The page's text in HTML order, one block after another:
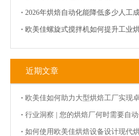
近期文章
欧美佳如何助力大型烘焙工厂实现
行业洞察 | 您的烘焙厂何时需要自
如何使用欧美佳烘焙设备设计现代